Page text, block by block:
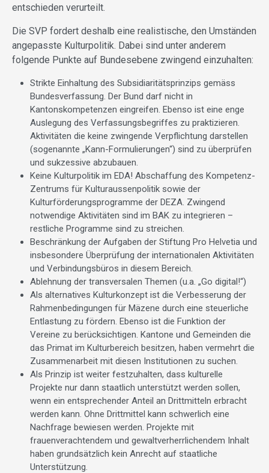
entschieden verurteilt.
Die SVP fordert deshalb eine realistische, den Umständen
angepasste Kulturpolitik. Dabei sind unter anderem
folgende Punkte auf Bundesebene zwingend einzuhalten:
Strikte Einhaltung des Subsidiaritätsprinzips gemäss
Bundesverfassung. Der Bund darf nicht in
Kantonskompetenzen eingreifen. Ebenso ist eine enge
Auslegung des Verfassungsbegriffes zu praktizieren.
Aktivitäten die keine zwingende Verpflichtung darstellen
(sogenannte „Kann-Formulierungen“) sind zu überprüfen
und sukzessive abzubauen.
Keine Kulturpolitik im EDA! Abschaffung des Kompetenz-
Zentrums für Kulturaussenpolitik sowie der
Kulturförderungsprogramme der DEZA. Zwingend
notwendige Aktivitäten sind im BAK zu integrieren –
restliche Programme sind zu streichen.
Beschränkung der Aufgaben der Stiftung Pro Helvetia und
insbesondere Überprüfung der internationalen Aktivitäten
und Verbindungsbüros in diesem Bereich.
Ablehnung der transversalen Themen (u.a. „Go digital!“)
Als alternatives Kulturkonzept ist die Verbesserung der
Rahmenbedingungen für Mäzene durch eine steuerliche
Entlastung zu fördern. Ebenso ist die Funktion der
Vereine zu berücksichtigen. Kantone und Gemeinden die
das Primat im Kulturbereich besitzen, haben vermehrt die
Zusammenarbeit mit diesen Institutionen zu suchen.
Als Prinzip ist weiter festzuhalten, dass kulturelle
Projekte nur dann staatlich unterstützt werden sollen,
wenn ein entsprechender Anteil an Drittmitteln erbracht
werden kann. Ohne Drittmittel kann schwerlich eine
Nachfrage bewiesen werden. Projekte mit
frauenverachtendem und gewaltverherrlichendem Inhalt
haben grundsätzlich kein Anrecht auf staatliche
Unterstützung.